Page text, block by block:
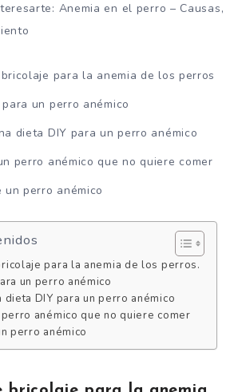
Anemia en el perro – Causas,
para la anemia de los perros
un perro anémico
dieta DIY para un perro anémico
perro anémico que no quiere comer
un perro anémico
para la anemia de los perros.
un perro anémico
dieta DIY para un perro anémico
anémico que no quiere comer
perro anémico